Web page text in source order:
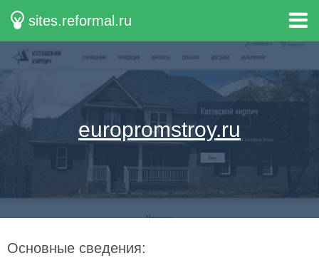
sites.reformal.ru
europromstroy.ru
Основные сведения: